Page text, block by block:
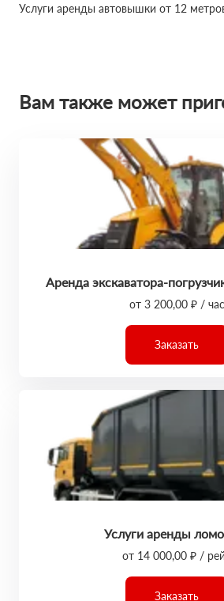
Услуги аренды автовышки от 12
Вам также может
Аренда экскаватора-
от 3 200,00 ₽ / час
Заказать
Услуги аренды
от 14 000,00 ₽ /
Заказать